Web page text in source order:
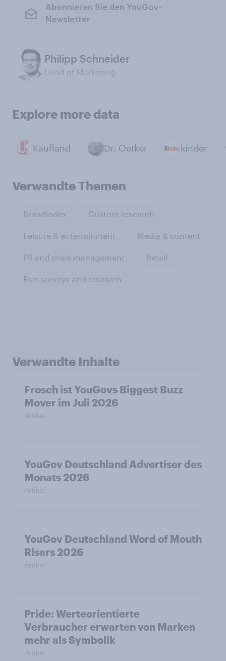
Abonnieren Sie den YouGov-
Newsletter
Philipp Schneider
Head of Marketing
Explore more data
Kaufland Dr. Oetker kinder
Verwandte Themen
BrandIndex Custom research
Leisure & entertainment Media & content
PR and crisis management Retail
Run surveys and research
Verwandte Inhalte
Frosch ist YouGovs Biggest Buzz
Mover im Juli 2026
Artikel
YouGov Deutschland Advertiser des
Monats 2026
Artikel
YouGov Deutschland Word of Mouth
Risers 2026
Artikel
Pride: Werteorientierte
Verbraucher erwarten von Marken
mehr als Symbolik
Artikel